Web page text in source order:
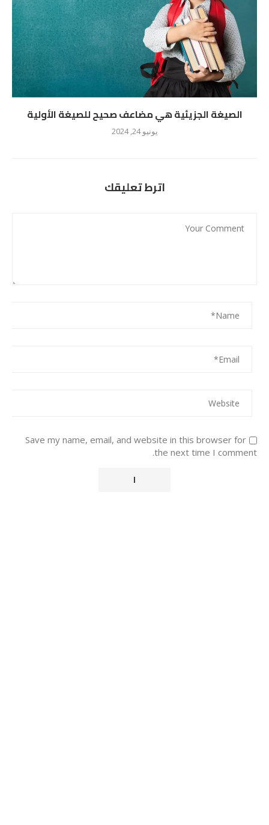
الصيغة الجزيئية هي مضاعف صحيح للصيغة الأولية
يونيو 24, 2024
اترط تعليقك
Save my name, email, and website in this browser for
the next time I comment.